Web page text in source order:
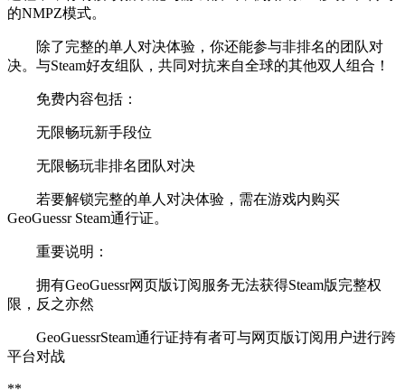
的NMPZ模式。
除了完整的单人对决体验，你还能参与非排名的团队对
决。与Steam好友组队，共同对抗来自全球的其他双人组合！
免费内容包括：
无限畅玩新手段位
无限畅玩非排名团队对决
若要解锁完整的单人对决体验，需在游戏内购买
GeoGuessr Steam通行证。
重要说明：
拥有GeoGuessr网页版订阅服务无法获得Steam版完整权
限，反之亦然
GeoGuessrSteam通行证持有者可与网页版订阅用户进行跨
平台对战